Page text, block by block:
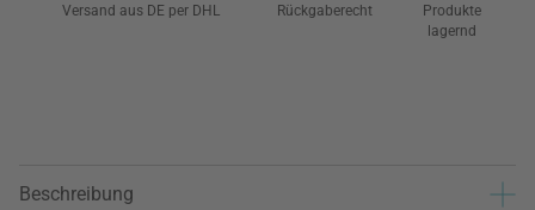
Versand aus DE per DHL
Rückgaberecht
Produkte
lagernd
Beschreibung